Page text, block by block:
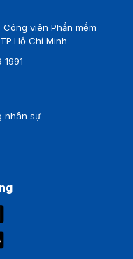
viên Phần mềm
Chí Minh
nhân sự